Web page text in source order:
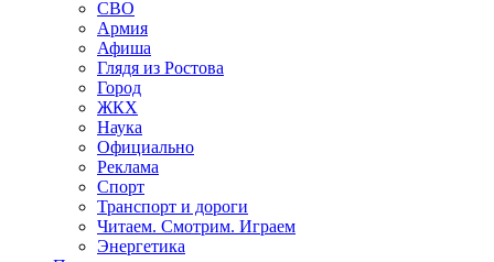
СВО
Армия
Афиша
Глядя из Ростова
Город
ЖКХ
Наука
Официально
Реклама
Спорт
Транспорт и дороги
Читаем. Смотрим. Играем
Энергетика